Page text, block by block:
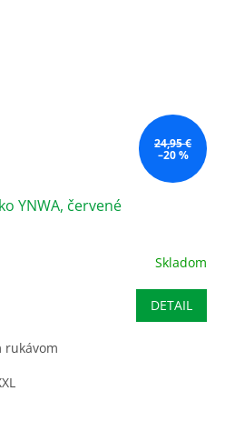
24,95 €
–20 %
YNWA, červené
Skladom
DETAIL
rukávom